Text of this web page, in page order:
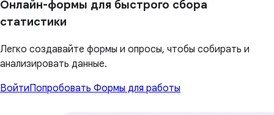
Онлайн-формы для быстрого сбора
статистики
Легко создавайте формы и опросы, чтобы собирать и
анализировать данные.
ВойтиПопробовать Формы для работы